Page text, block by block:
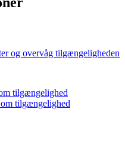
og overvåg tilgængeligheden
tilgængelighed
tilgængelighed